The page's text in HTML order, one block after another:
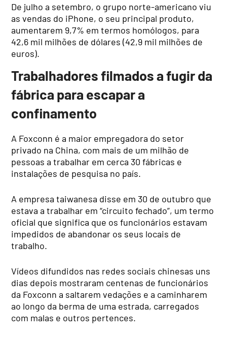
De julho a setembro, o grupo norte-americano viu
as vendas do iPhone, o seu principal produto,
aumentarem 9,7% em termos homólogos, para
42,6 mil milhões de dólares (42,9 mil milhões de
euros).
Trabalhadores filmados a fugir da
fábrica para escapar a
confinamento
A Foxconn é a maior empregadora do setor
privado na China, com mais de um milhão de
pessoas a trabalhar em cerca 30 fábricas e
instalações de pesquisa no país.
A empresa taiwanesa disse em 30 de outubro que
estava a trabalhar em “circuito fechado”, um termo
oficial que significa que os funcionários estavam
impedidos de abandonar os seus locais de
trabalho.
Vídeos difundidos nas redes sociais chinesas uns
dias depois mostraram centenas de funcionários
da Foxconn a saltarem vedações e a caminharem
ao longo da berma de uma estrada, carregados
com malas e outros pertences.